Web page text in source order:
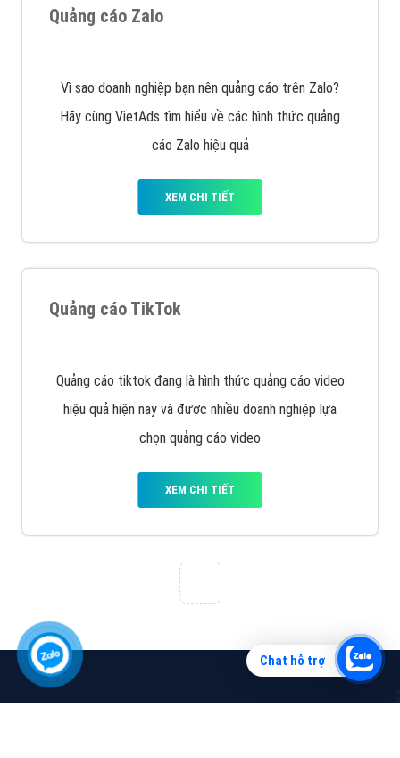
Chat hỗ trợ
Cốc Cốc là trình duyệt web trực tuyến hiệu quả, hãy
cùng VietAds tìm hiểu về các hình thức quảng cáo
của trình duyệt Cốc Cốc
Quảng cáo Zalo
Hãy cùng VietAds tìm hiểu về các hình thức quảng
cáo Zalo hiệu quả